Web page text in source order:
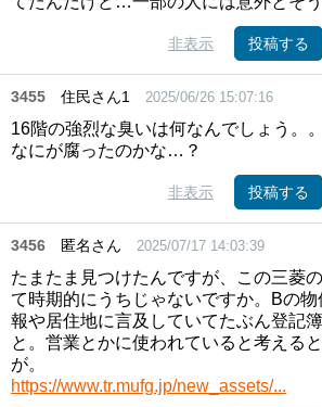
非表示 投稿する
3455 住民さん1 2025/06/26 15:07:16
16階の強烈な臭いは何なんでしょう。。
なにが腐ったのかな…？
非表示 投稿する
3456 匿名さん 2025/07/17 14:03:39
たまたま見つけたんですが、この三菱
て時期的にうちじゃないですか。Bの
報や居住地に言及していてたぶん登記
と。営業とかに使われていると考える
が。
https://www.tr.mufg.jp/new_assets/...